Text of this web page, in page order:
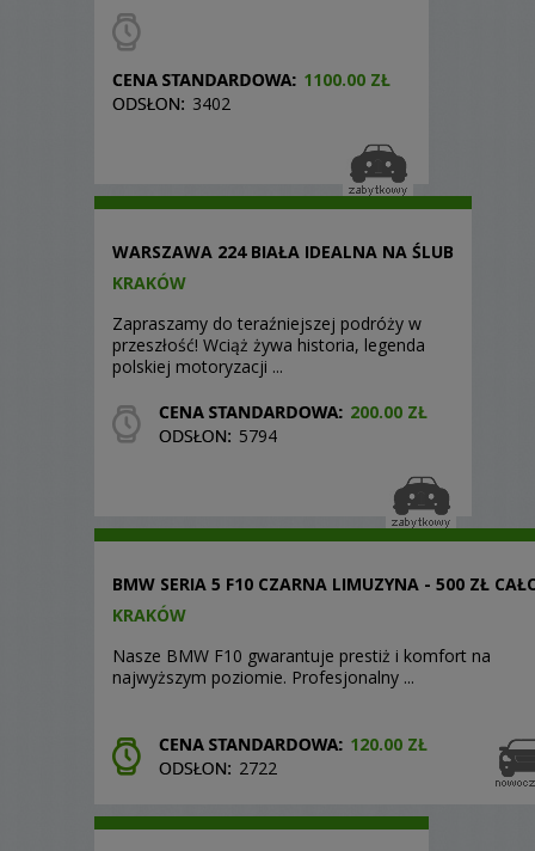
1100.00 ZŁ
3402
WARSZAWA 224 BIAŁA IDEALNA NA ŚLUB
KRAKÓW
Zapraszamy do teraźniejszej podróży w
przeszłość! Wciąż żywa historia, legenda
polskiej motoryzacji ...
200.00 ZŁ
5794
BMW SERIA 5 F10 CZARNA LIMUZYNA - 500 ZŁ
KRAKÓW
Nasze BMW F10 gwarantuje prestiż i komfort na
najwyższym poziomie. Profesjonalny ...
120.00 ZŁ
2722